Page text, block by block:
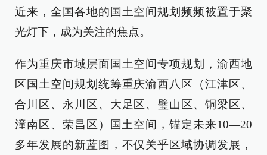
近来，全国各地的国土空间规划频频被置于聚
光灯下，成为关注的焦点。
作为重庆市域层面国土空间专项规划，渝西地
区国土空间规划统筹重庆渝西八区（江津区、
合川区、永川区、大足区、璧山区、铜梁区、
潼南区、荣昌区）国土空间，锚定未来10—20
多年发展的新蓝图，不仅关乎区域协调发展，